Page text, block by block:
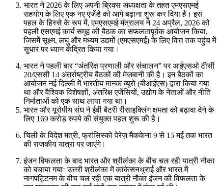
भारत ने 2026 के लिए अपनी ब्रिक्स अध्यक्षता के तहत एमएसएमई
सहयोग के लिए एक नए एजेंडे को आगे बढ़ाना शुरू कर दिया है। इस
पहल के हिस्से के रूप में, एमएसएमई मंत्रालय ने 24 अप्रैल, 2026 को
पहली एसएमई कार्य समूह की बैठक का सफलतापूर्वक आयोजन किया,
जिसमें सूक्ष्म, लघु और मध्यम उद्यमों (एमएसएमई) के लिए वित्त तक पहुंच में
सुधार पर ध्यान केंद्रित किया गया।
भारत ने पहली बार “अंतरिक्ष प्रणाली और संचालन” पर आईएसओ टीसी
20/एससी 14 अंतर्राष्ट्रीय बैठकों की मेजबानी की है। इन बैठकों का
आयोजन नई दिल्ली में भारतीय मानक ब्यूरो (बीआईएस) द्वारा किया गया
था और वैश्विक विशेषज्ञों, अंतरिक्ष एजेंसियों, उद्योग के नेताओं और नीति
निर्माताओं को एक साथ लाया गया था।
भारत और यूरोपीय संघ ने ईवी बैटरी रीसाइक्लिंग क्षमता को बढ़ावा देने के
लिए 169 करोड़ रुपये की संयुक्त पहल शुरू की है।
चिली के विदेश मंत्री, फ्रांसिस्को पेरेज़ मैककेना 9 से 15 मई तक भारत
की राजकीय यात्रा पर जाएंगे।
इंजन विफलता के बाद भारत और श्रीलंका के बीच चल रही यात्री नौका
को बचाया गयाः उत्तरी श्रीलंका में कांकेसनथुराई और भारत में
नागपट्टिनम के बीच चल रही एक यात्री नौका इंजन की विफलता के